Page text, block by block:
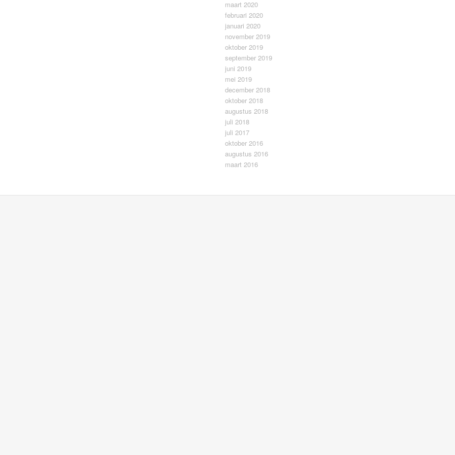
maart 2020
februari 2020
januari 2020
november 2019
oktober 2019
september 2019
juni 2019
mei 2019
december 2018
oktober 2018
augustus 2018
juli 2018
juli 2017
oktober 2016
augustus 2016
maart 2016